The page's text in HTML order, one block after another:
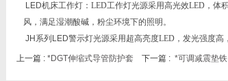
LED机床工作灯：LED工作灯光源采用高光效LED，体
风，满足湿潮酸碱，粉尘环境下的照明。
JH系列LED警示灯光源采用超高亮度LED，发光强度高
上一篇 : *DGT伸缩式导管防护套 下一篇 : *可调减震垫铁